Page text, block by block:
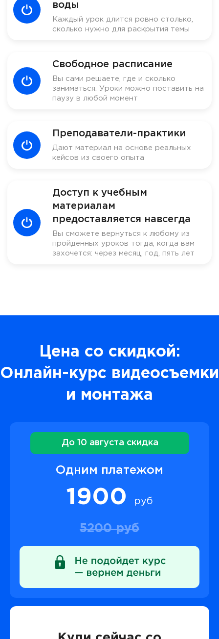
воды
Каждый урок длится ровно столько,
сколько нужно для раскрытия темы
Свободное расписание
Вы сами решаете, где и сколько
заниматься. Уроки можно поставить на
паузу в любой момент
Преподаватели-практики
Дают материал на основе реальных
кейсов из своего опыта
Доступ к учебным
материалам
предоставляется навсегда
Вы сможете вернуться к любому из
пройденных уроков тогда, когда вам
захочется: через месяц, год, пять лет
Цена со скидкой:
Онлайн-курс видеосъемки
и монтажа
До 10 августа скидка
Одним платежом
1900 руб
5200 руб